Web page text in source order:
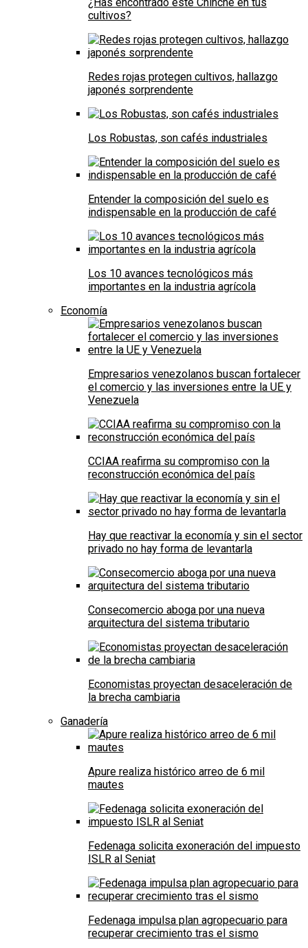
¿Has encontrado este Chinche en tus
cultivos?
Redes rojas protegen cultivos, hallazgo
japonés sorprendente
Los Robustas, son cafés industriales
Entender la composición del suelo es
indispensable en la producción de café
Los 10 avances tecnológicos más
importantes en la industria agrícola
Economía
Empresarios venezolanos buscan fortalecer
el comercio y las inversiones entre la UE y
Venezuela
CCIAA reafirma su compromiso con la
reconstrucción económica del país
Hay que reactivar la economía y sin el sector
privado no hay forma de levantarla
Consecomercio aboga por una nueva
arquitectura del sistema tributario
Economistas proyectan desaceleración de
la brecha cambiaria
Ganadería
Apure realiza histórico arreo de 6 mil
mautes
Fedenaga solicita exoneración del impuesto
ISLR al Seniat
Fedenaga impulsa plan agropecuario para
recuperar crecimiento tras el sismo